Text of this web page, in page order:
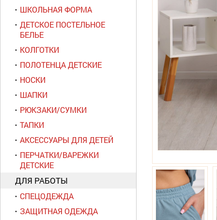
ШКОЛЬНАЯ ФОРМА
ДЕТСКОЕ ПОСТЕЛЬНОЕ
БЕЛЬЕ
КОЛГОТКИ
ПОЛОТЕНЦА ДЕТСКИЕ
НОСКИ
ШАПКИ
РЮКЗАКИ/СУМКИ
ТАПКИ
АКСЕССУАРЫ ДЛЯ ДЕТЕЙ
ПЕРЧАТКИ/ВАРЕЖКИ
ДЕТСКИЕ
ДЛЯ РАБОТЫ
СПЕЦОДЕЖДА
ЗАЩИТНАЯ ОДЕЖДА